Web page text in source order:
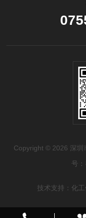
Copyright © 2026 深
号
技术支持： 化